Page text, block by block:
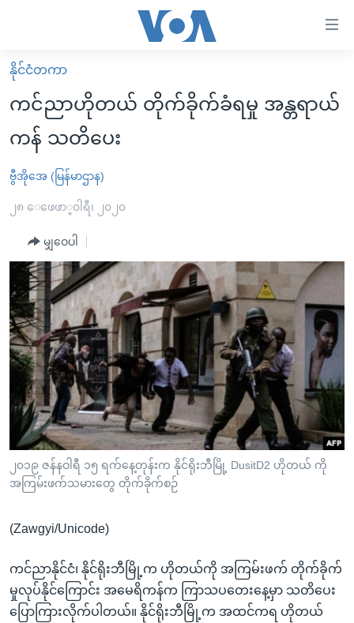
လွယ်ကူ
စေ
သည့်
များ
ပင်မ
ကျော်
ကြည့်
ရန်
ပင်မ
အ
စာမျက်နှာ
ကျော်
ကြည့်
ရန်
ရန်
သို့
ကျော်
ရန်
မူလစာမျက်နှာ
မြန်မာ
ကမ္ဘာ့သတင်းများ
နိုင်ငံတကာ
အစ္စရေး-ပါလက်စတိုင်း
ဗွီဒီယို
သတင်းလွတ်လပ်ခွင့်
အင်္ဂလိပ်စာလေ့လာမယ်
အမေရိကန်သုံးအီဒီယံ
မကြေးမုံရဲ့ အင်္ဂလိပ်စာ
ရုပ်ရှင်ထဲက အင်္ဂလိပ်စာ
သုတပဒေသာ အင်္ဂလိပ်စာ
အပတ်စဉ်ကဏ္ဍများ
ရေဒီယို
တီဗွီ
ရေဒီယိုနှင့်ရုပ်သံ အချက်အလက်များ
ရေဒီယို/တီဗွီအစီအစဉ်
Learning English
ဗွီအိုအေ လူမှုကွန်ယက်များ
နိုင်ငံတကာ
ကင်ညာဟိုတယ် တိုက်ခိုက်ခံရမှု အန္တရာယ်
ကန် သတိပေး
ဗွီအိုအေ (မြန်မာဌာန)
၂၈ ေဖေဖာ္၀ါရီ၊ ၂၀၂၀
မျှဝေပါ
၂၀၁၉ ဇန်နဝါရီ ၁၅ ရက်နေ့တုန်းက နိုင်ရိုးဘီမြို့ DusitD2 ဟိုတယ် ကို
အကြမ်းဖက်သမားတွေ တိုက်ခိုက်စဉ်
(Zawgyi/Unicode)
ကင်ညာနိုင်ငံ၊ နိုင်ရိုးဘီမြို့က ဟိုတယ်ကို အကြမ်းဖက် တိုက်ခိုက်
မှုလုပ်နိုင်ကြောင်း အမေရိကန်က ကြာသပတေးနေ့မှာ သတိပေး
ပြောကြားလိုက်ပါတယ်။ နိုင်ရိုးဘီမြို့က အထင်ကရ ဟိုတယ်